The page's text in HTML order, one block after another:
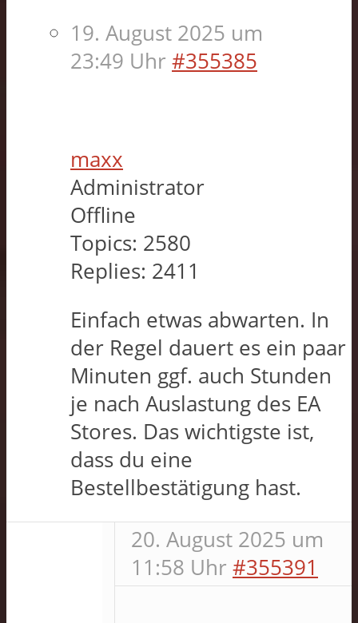
19. August 2025 um
23:49 Uhr #355385
maxx
Administrator
Offline
Topics: 2580
Replies: 2411
Einfach etwas abwarten. In
der Regel dauert es ein paar
Minuten ggf. auch Stunden
je nach Auslastung des EA
Stores. Das wichtigste ist,
dass du eine
Bestellbestätigung hast.
20. August 2025 um
11:58 Uhr #355391